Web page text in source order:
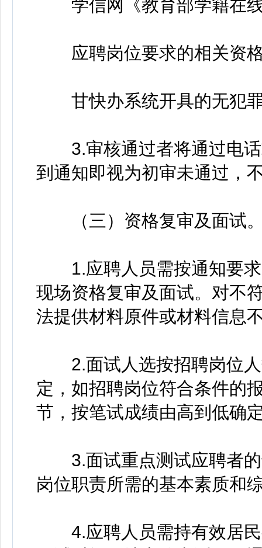
学信网《教育部学籍在线
应聘岗位要求的相关资格
甘快办系统开具的无犯
3.审核通过者将通过电话
到通知即视为初审未通过，
（三）资格复审及面试
1.应聘人员需按通知要求
现场资格复审及面试。对不
法提供材料原件或材料信息
2.面试人选按招聘岗位人
定，如招聘岗位符合条件的
节，按笔试成绩由高到低确
3.面试重点测试应聘者的
岗位职责所需的基本素质和
4.应聘人员需持有效居民